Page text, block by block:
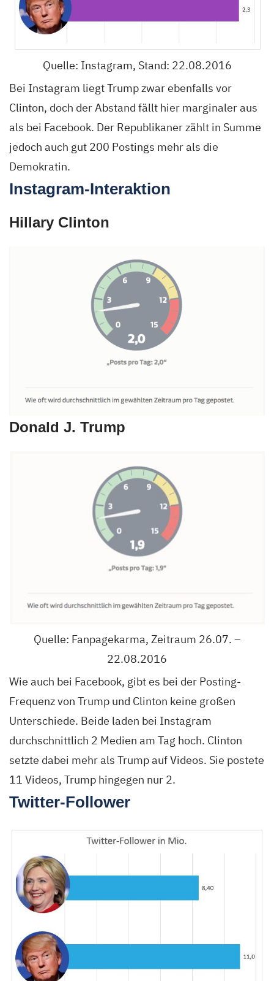
Quelle: Instagram, Stand: 22.08.2016
Bei Instagram liegt Trump zwar ebenfalls vor
Clinton, doch der Abstand fällt hier marginaler aus
als bei Facebook. Der Republikaner zählt in Summe
jedoch auch gut 200 Postings mehr als die
Demokratin.
Instagram-Interaktion
Hillary Clinton
Donald J. Trump
Quelle: Fanpagekarma, Zeitraum 26.07. –
22.08.2016
Wie auch bei Facebook, gibt es bei der Posting-
Frequenz von Trump und Clinton keine großen
Unterschiede. Beide laden bei Instagram
durchschnittlich 2 Medien am Tag hoch. Clinton
setzte dabei mehr als Trump auf Videos. Sie postete
11 Videos, Trump hingegen nur 2.
Twitter-Follower